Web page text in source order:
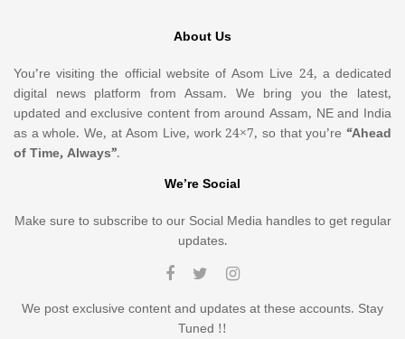
About Us
You’re visiting the official website of Asom Live 24, a dedicated
digital news platform from Assam. We bring you the latest,
updated and exclusive content from around Assam, NE and India
as a whole. We, at Asom Live, work 24×7, so that you’re “Ahead
of Time, Always”.
We’re Social
Make sure to subscribe to our Social Media handles to get regular
updates.
We post exclusive content and updates at these accounts. Stay
Tuned !!